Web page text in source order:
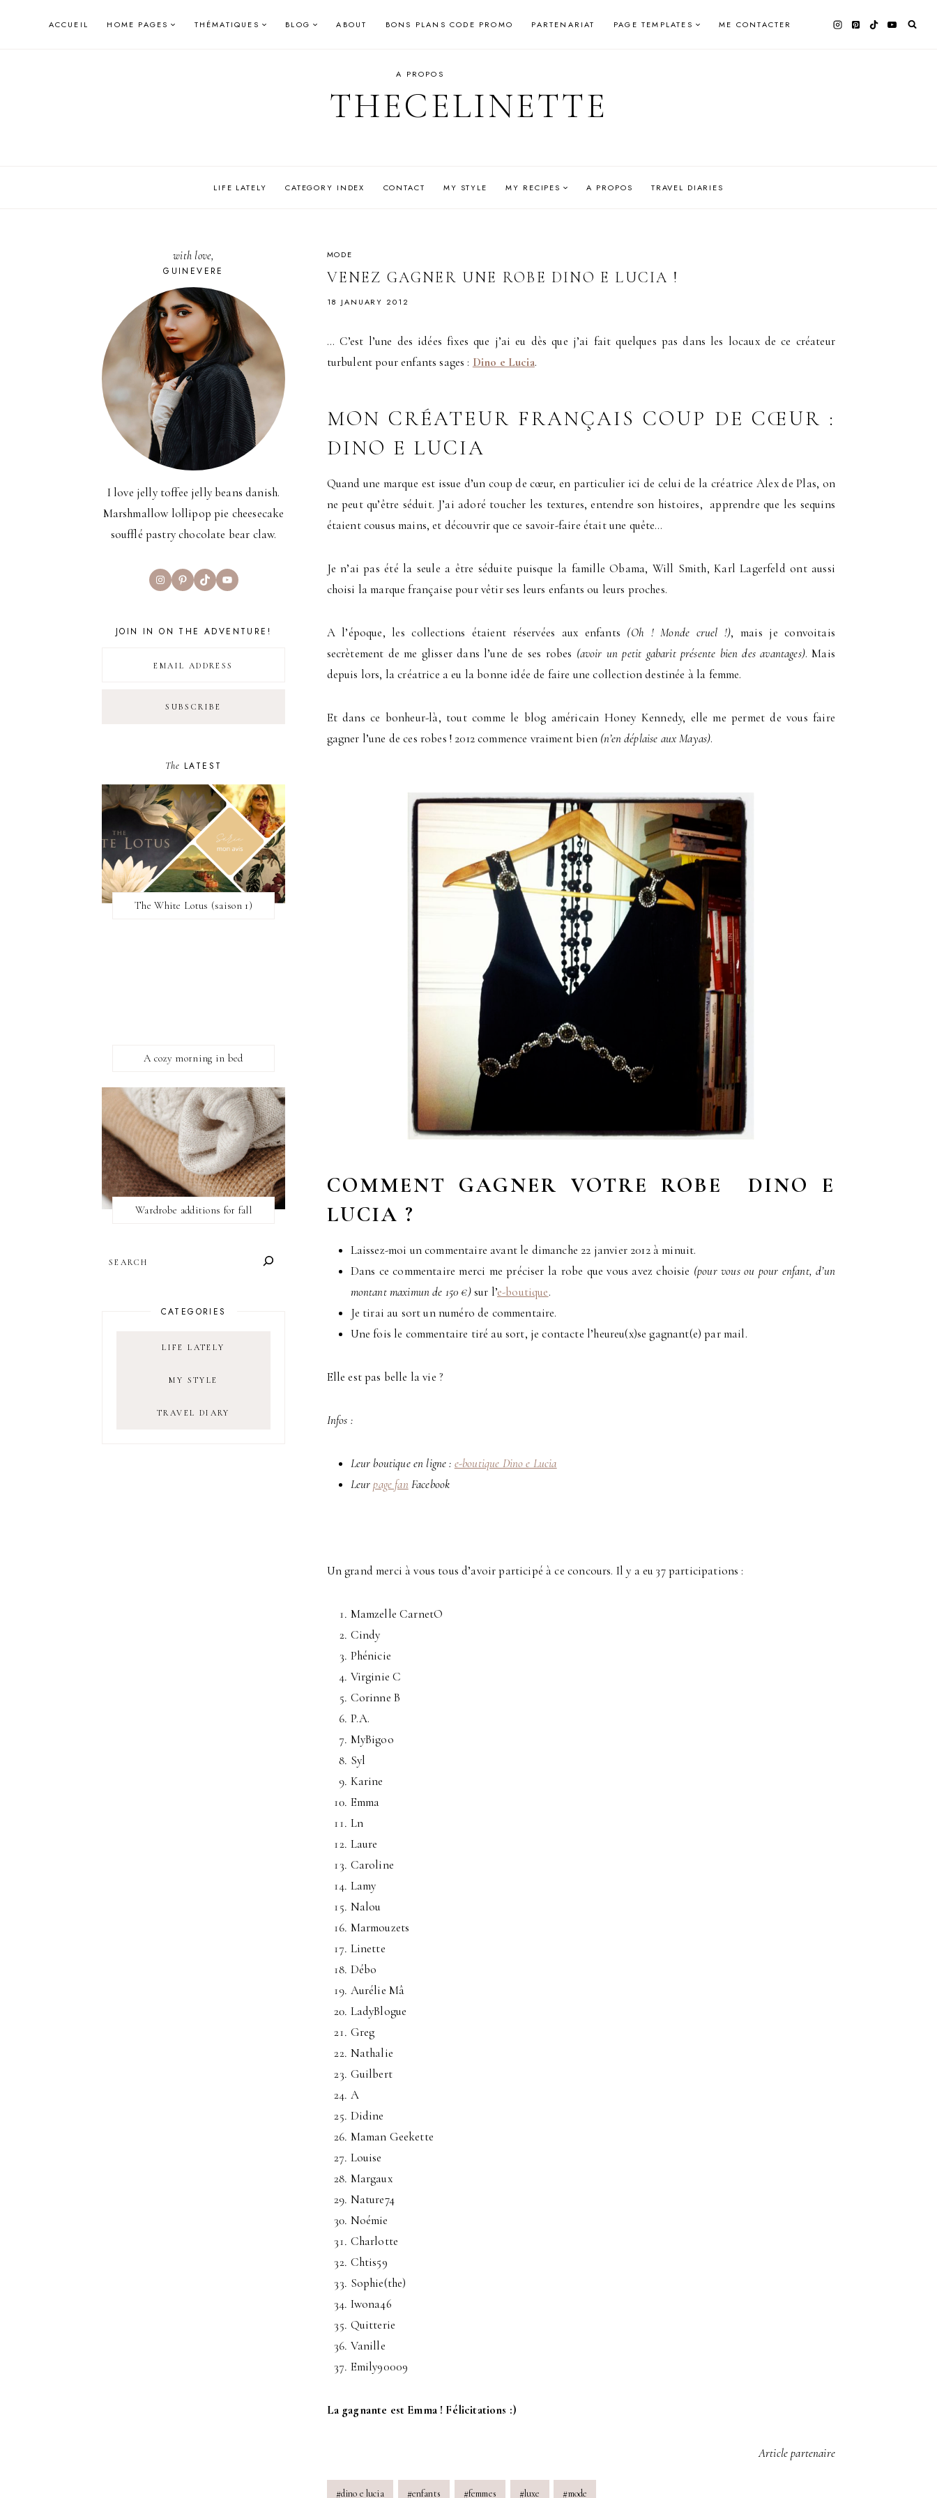
ACCUEIL HOME PAGES THÉMATIQUES BLOG ABOUT BONS PLANS CODE PROMO PARTENARIAT PAGE TEMPLATES ME CONTACTER
A PROPOS
THECELINETTE
LIFE LATELY CATEGORY INDEX CONTACT MY STYLE MY RECIPES A PROPOS TRAVEL DIARIES
MODE
VENEZ GAGNER UNE ROBE DINO E LUCIA !
18 JANUARY 2012
… C’est l’une des idées fixes que j’ai eu dès que j’ai fait quelques pas dans les locaux de ce créateur
turbulent pour enfants sages : Dino e Lucia.
MON CRÉATEUR FRANÇAIS COUP DE CŒUR :
DINO E LUCIA
Quand une marque est issue d’un coup de cœur, en particulier ici de celui de la créatrice Alex de Plas, on
ne peut qu’être séduit. J’ai adoré toucher les textures, entendre son histoires, apprendre que les sequins
étaient cousus mains, et découvrir que ce savoir-faire était une quête…
Je n’ai pas été la seule a être séduite puisque la famille Obama, Will Smith, Karl Lagerfeld ont aussi
choisi la marque française pour vêtir ses leurs enfants ou leurs proches.
A l’époque, les collections étaient réservées aux enfants (Oh ! Monde cruel !), mais je convoitais
secrètement de me glisser dans l’une de ses robes (avoir un petit gabarit présente bien des avantages). Mais
depuis lors, la créatrice a eu la bonne idée de faire une collection destinée à la femme.
Et dans ce bonheur-là, tout comme le blog américain Honey Kennedy, elle me permet de vous faire
gagner l’une de ces robes ! 2012 commence vraiment bien (n’en déplaise aux Mayas).
COMMENT GAGNER VOTRE ROBE DINO E
LUCIA ?
Laissez-moi un commentaire avant le dimanche 22 janvier 2012 à minuit.
Dans ce commentaire merci me préciser la robe que vous avez choisie (pour vous ou pour enfant, d’un
montant maximun de 150 €)sur l’e-boutique.
Je tirai au sort un numéro de commentaire.
Une fois le commentaire tiré au sort, je contacte l’heureu(x)se gagnant(e) par mail.
Elle est pas belle la vie ?
Infos :
Leur boutique en ligne : e-boutique Dino e Lucia
Leurpage fan Facebook
Un grand merci à vous tous d’avoir participé à ce concours. Il y a eu 37 participations :
Mamzelle CarnetO
Cindy
Phénicie
Virginie C
Corinne B
P.A.
MyBigoo
Syl
Karine
Emma
Ln
Laure
Caroline
Lamy
Nalou
Marmouzets
Linette
Débo
Aurélie Mâ
LadyBlogue
Greg
Nathalie
Guilbert
A
Didine
Maman Geekette
Louise
Margaux
Nature74
Noémie
Charlotte
Chtis59
Sophie(the)
Iwona46
Quitterie
Vanille
Emily90009
La gagnante est Emma ! Félicitations :)
Article partenaire
Post
#dino e lucia #enfants #femmes #luxe #mode
with love,
GUINEVERE
I love jelly toffee jelly beans danish.
Marshmallow lollipop pie cheesecake
soufflé pastry chocolate bear claw.
InstagramPinterest
TikTokYouTube
JOIN IN ON THE ADVENTURE!
The LATEST
The White Lotus (saison 1)
A cozy morning in bed
Wardrobe additions for fall
CATEGORIES
LIFE LATELY
MY STYLE
TRAVEL DIARY